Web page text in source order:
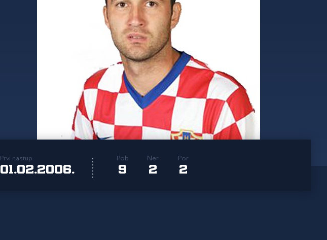
Prvi nastup
01.02.2006.
Pob
9
Ner
2
Por
2